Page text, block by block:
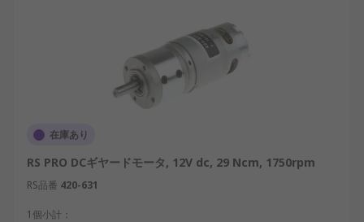
在庫あり
RS PRO DCギヤードモータ, 12V dc, 29 Ncm, 1750rpm
RS品番 420-631
1個小計：